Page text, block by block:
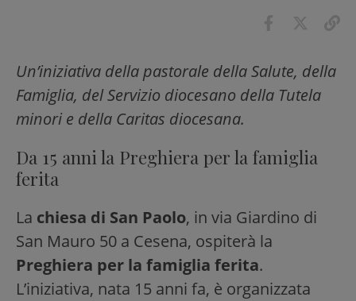
Un’iniziativa della pastorale della Salute, della
Famiglia, del Servizio diocesano della Tutela
minori e della Caritas diocesana.
Da 15 anni la Preghiera per la famiglia
ferita
La chiesa di San Paolo, in via Giardino di
San Mauro 50 a Cesena, ospiterà la
Preghiera per la famiglia ferita.
L’iniziativa, nata 15 anni fa, è organizzata